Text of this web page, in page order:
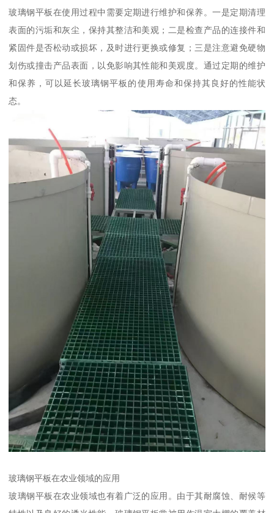
玻璃钢平板在使用过程中需要定期进行维护和保养。一是定期清理
表面的污垢和灰尘，保持其整洁和美观；二是检查产品的连接件和
紧固件是否松动或损坏，及时进行更换或修复；三是注意避免硬物
划伤或撞击产品表面，以免影响其性能和美观度。通过定期的维护
和保养，可以延长玻璃钢平板的使用寿命和保持其良好的性能状
态。
玻璃钢平板在农业领域的应用
玻璃钢平板在农业领域也有着广泛的应用。由于其耐腐蚀、耐候等